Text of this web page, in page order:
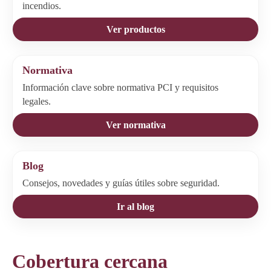
incendios.
Ver productos
Normativa
Información clave sobre normativa PCI y requisitos
legales.
Ver normativa
Blog
Consejos, novedades y guías útiles sobre seguridad.
Ir al blog
Cobertura cercana